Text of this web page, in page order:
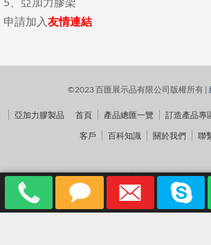
申請加入友情連結
©2023 百匯展示品有限公司版權所有 |
亞加力膠製品 首頁 產品總匯一覽 訂造產品專
客戶
百科知識 關於我們 聯